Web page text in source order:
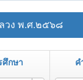
วง พ.ศ.๒๕๖๘
ศึกษา ค